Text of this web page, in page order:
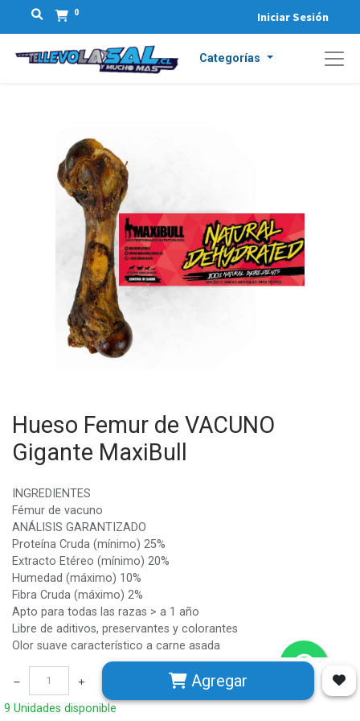
0 Iniciar Sesión
Categorías
Hueso Femur de VACUNO
Gigante MaxiBull
INGREDIENTES
Fémur de vacuno
ANÁLISIS GARANTIZADO
Proteína Cruda (mínimo) 25%
Extracto Etéreo (mínimo) 20%
Humedad (máximo) 10%
Fibra Cruda (máximo) 2%
Apto para todas las razas > a 1 año
Libre de aditivos, preservantes y colorantes
Olor suave característico a carne asada
Color café dorado
DIMENSIONES
Longitud total 35cm a 40cm
Cabeza fémur 14cm x 7cm aprox.
Agregar
9 Unidades disponible